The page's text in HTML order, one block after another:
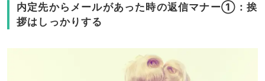
内定先からメールがあった時の返信マナー①：挨
拶はしっかりする